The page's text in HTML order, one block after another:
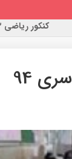
کنکور ریاضی 1403
94